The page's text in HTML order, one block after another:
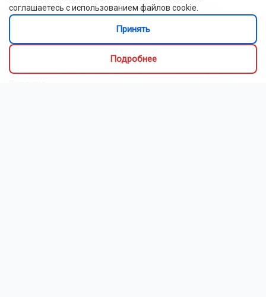
В Новосибирске соберут предложения жителей по
обновлению сквера у Заксобрания
Суд прекратил дело экс-главы района Кубани Адама
соглашаетесь с использованием файлов cookie.
Принять
Подробнее